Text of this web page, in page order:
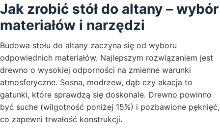
Jak zrobić stół do altany – wybór
materiałów i narzędzi
Budowa stołu do altany zaczyna się od wyboru
odpowiednich materiałów. Najlepszym rozwiązaniem jest
drewno o wysokiej odporności na zmienne warunki
atmosferyczne. Sosna, modrzew, dąb czy akacja to
gatunki, które sprawdzą się doskonale. Drewno powinno
być suche (wilgotność poniżej 15%) i pozbawione pęknięć,
co zapewni trwałość konstrukcji.